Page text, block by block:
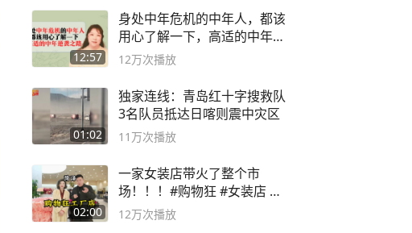
12:57
身处中年危机的中年人，都该
用心了解一下，高适的中年逆
袭之路
12万次播放
01:02
独家连线：青岛红十字搜救队
3名队员抵达日喀则震中灾区
11万次播放
02:00
一家女装店带火了整个市
场！！！#购物狂 #女装店 #
高品质女装
12万次播放